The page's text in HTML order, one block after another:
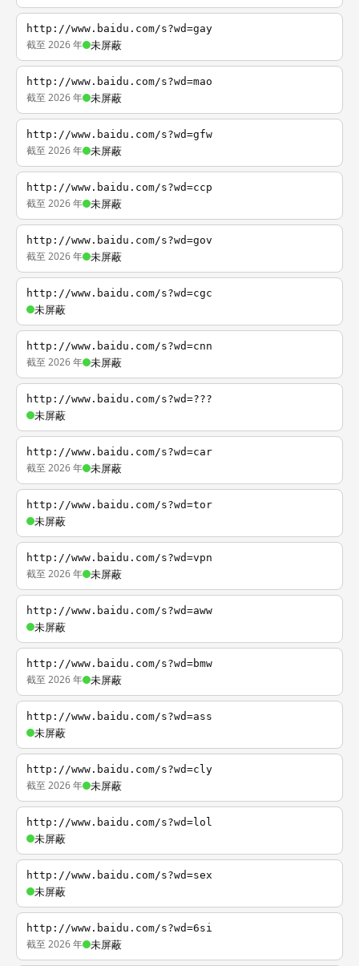
http://www.baidu.com/s?wd=gay
截至 2026 年 未屏蔽
http://www.baidu.com/s?wd=mao
截至 2026 年 未屏蔽
http://www.baidu.com/s?wd=gfw
截至 2026 年 未屏蔽
http://www.baidu.com/s?wd=ccp
截至 2026 年 未屏蔽
http://www.baidu.com/s?wd=gov
截至 2026 年 未屏蔽
http://www.baidu.com/s?wd=cgc
未屏蔽
http://www.baidu.com/s?wd=cnn
截至 2026 年 未屏蔽
http://www.baidu.com/s?wd=???
未屏蔽
http://www.baidu.com/s?wd=car
截至 2026 年 未屏蔽
http://www.baidu.com/s?wd=tor
未屏蔽
http://www.baidu.com/s?wd=vpn
截至 2026 年 未屏蔽
http://www.baidu.com/s?wd=aww
未屏蔽
http://www.baidu.com/s?wd=bmw
截至 2026 年 未屏蔽
http://www.baidu.com/s?wd=ass
未屏蔽
http://www.baidu.com/s?wd=cly
截至 2026 年 未屏蔽
http://www.baidu.com/s?wd=lol
未屏蔽
http://www.baidu.com/s?wd=sex
未屏蔽
http://www.baidu.com/s?wd=6si
截至 2026 年 未屏蔽